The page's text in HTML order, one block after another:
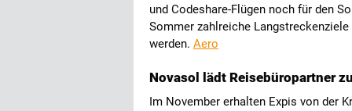
und Codeshare-Flügen noch für den
Sommer zahlreiche
werden. Aero
Novasol lädt Reisebüropartner
Im November erhalten Expis von der